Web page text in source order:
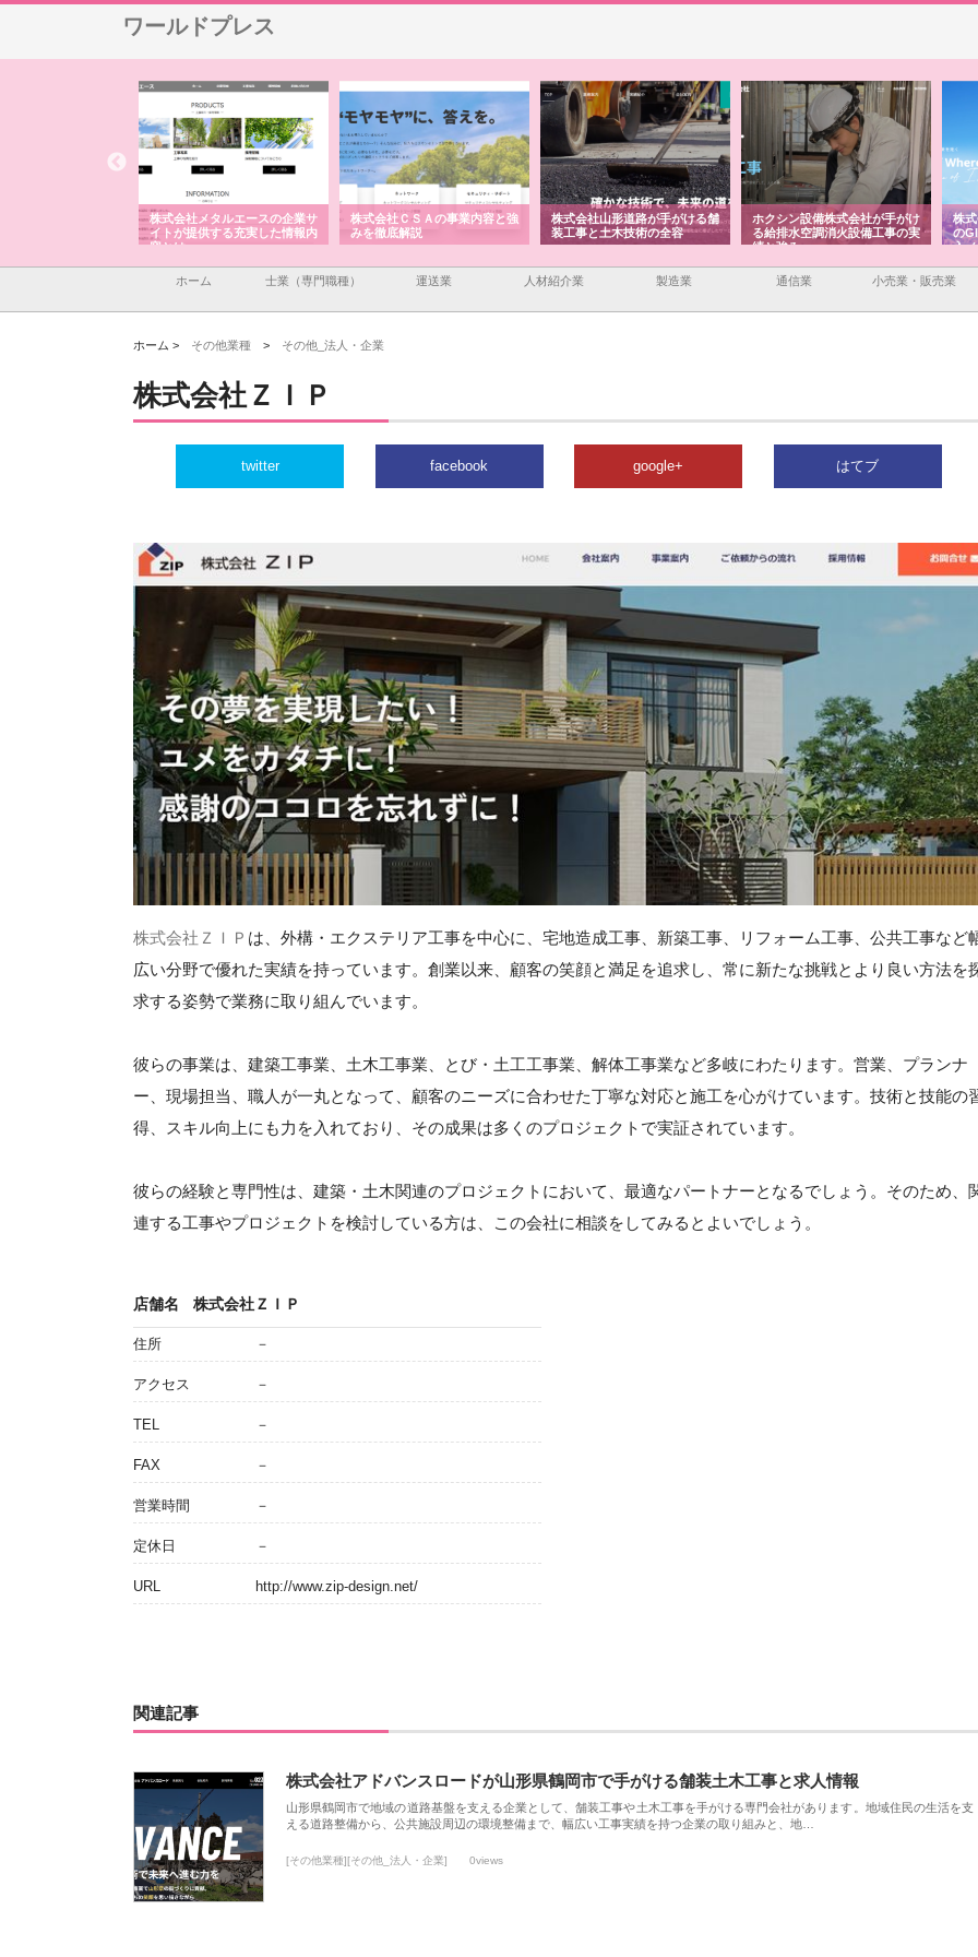
ワールドプレス
株式会社ＣＳＡの事業内容と強
みを徹底解説
株式会社山形道路が手がける舗
装工事と土木技術の全容
ホクシン設備株式会社が手がけ
る給排水空調消火設備工事の実
績と強み
株式会社東京シー・エム・シー
のGISインフラ管理システム導
入メリット
株
か
由
ホーム 士業（専門職種） 運送業 人材紹介業 製造業 通信業 小売業・販売業
ホーム > その他業種 > その他_法人・企業
株式会社ＺＩＰ
twitter facebook google+ はてブ
株式会社ＺＩＰ は、外構・エクステリア工事を中心に、宅地造成工事、新築工事、リフォーム工事、公共工事など
広い分野で優れた実績を持っています。創業以来、顧客の笑顔と満足を追求し、常に新たな挑戦とより良い方法を
求する姿勢で業務に取り組んでいます。
彼らの事業は、建築工事業、土木工事業、とび・土工工事業、解体工事業など多岐にわたります。営業、プランナ
ー、現場担当、職人が一丸となって、顧客のニーズに合わせた丁寧な対応と施工を心がけています。技術と技能の
得、スキル向上にも力を入れており、その成果は多くのプロジェクトで実証されています。
彼らの経験と専門性は、建築・土木関連のプロジェクトにおいて、最適なパートナーとなるでしょう。そのため、
連する工事やプロジェクトを検討している方は、この会社に相談をしてみるとよいでしょう。
店舗名 株式会社ＺＩＰ
住所 －
アクセス －
TEL －
FAX －
営業時間 －
定休日 －
URL http://www.zip-design.net/
関連記事
株式会社アドバンスロードが山形県鶴岡市で手がける舗装土木工事と求人情報
山形県鶴岡市で地域の道路基盤を支える企業として、舗装工事や土木工事を手がける専門会社があります。地域住民の生活を支
える道路整備から、公共施設周辺の環境整備まで、幅広い工事実績を持つ企業の取り組みと、地…
[その他業種][その他_法人・企業] 0views